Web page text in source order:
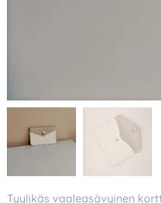
Tyylikäs vaaleasävyinen